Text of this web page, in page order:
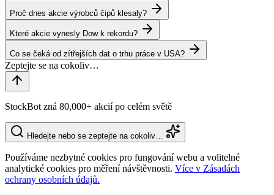
Proč dnes akcie výrobců čipů klesaly?
Které akcie vynesly Dow k rekordu?
Co se čeká od zítřejších dat o trhu práce v USA?
StockBot zná 80,000+ akcií po celém světě
Hledejte nebo se zeptejte na cokoliv…
Používáme nezbytné cookies pro fungování webu a volitelné
analytické cookies pro měření návštěvnosti. Více v Zásadách
ochrany osobních údajů.